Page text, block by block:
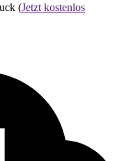
(Jetzt kostenlos